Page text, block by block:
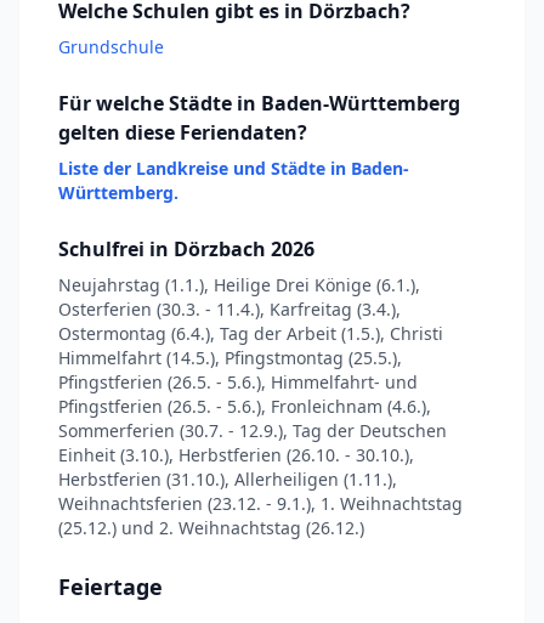
Welche Schulen gibt es in Dörzbach?
Grundschule
Für welche Städte in Baden-Württemberg
gelten diese Feriendaten?
Liste der Landkreise und Städte in Baden-
Württemberg.
Schulfrei in Dörzbach 2026
Neujahrstag (1.1.), Heilige Drei Könige (6.1.),
Osterferien (30.3. - 11.4.), Karfreitag (3.4.),
Ostermontag (6.4.), Tag der Arbeit (1.5.), Christi
Himmelfahrt (14.5.), Pfingstmontag (25.5.),
Pfingstferien (26.5. - 5.6.), Himmelfahrt- und
Pfingstferien (26.5. - 5.6.), Fronleichnam (4.6.),
Sommerferien (30.7. - 12.9.), Tag der Deutschen
Einheit (3.10.), Herbstferien (26.10. - 30.10.),
Herbstferien (31.10.), Allerheiligen (1.11.),
Weihnachtsferien (23.12. - 9.1.), 1. Weihnachtstag
(25.12.) und 2. Weihnachtstag (26.12.)
Feiertage